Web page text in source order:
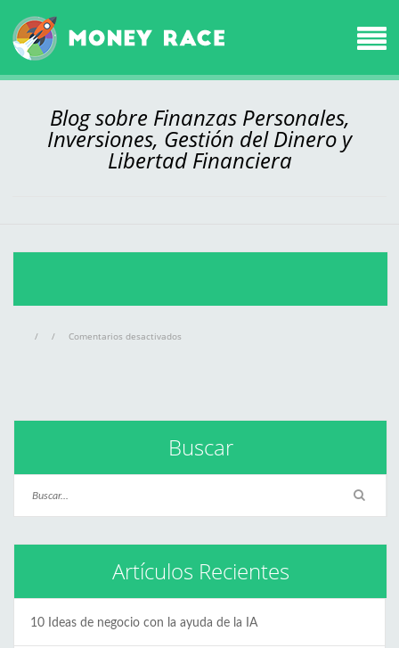
Blog sobre Finanzas Personales,
Inversiones, Gestión del Dinero y
Libertad Financiera
/ / Comentarios desactivados
Buscar
Artículos Recientes
10 Ideas de negocio con la ayuda de la IA